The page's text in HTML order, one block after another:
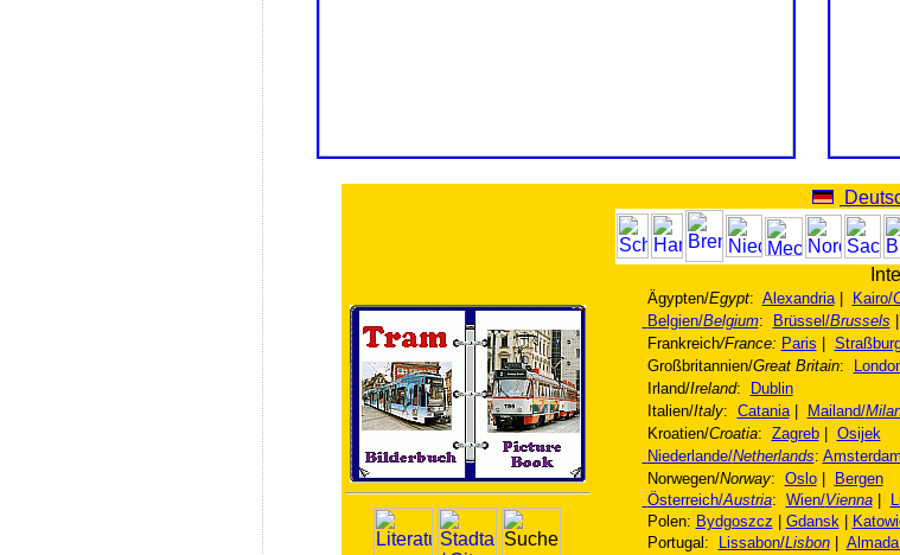
Ägypten/Egypt: Alexandria| Kairo/
Belgien/Belgium: Brüssel/Brussels
Frankreich/France: Paris
Großbritannien/Great Britain:
Irland/Ireland:
Dublin
Italien/Italy: Catania| Mailand/
Kroatien/Croatia: Zagreb| Osijek
Niederlande/Netherlands: Amsterdam
Norwegen/Norway: Oslo|
Bergen
Österreich/Austria: Wien/Vienna|
Polen: Bydgoszcz Gdansk|
Portugal:
Lissabon/Lisbon|